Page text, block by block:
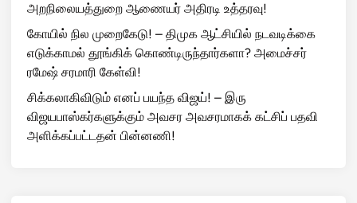
அறநிலையத்துறை ஆணையர் அதிரடி உத்தரவு!
கோயில் நில முறைகேடு! – திமுக ஆட்சியில் நடவடிக்கை
எடுக்காமல் தூங்கிக் கொண்டிருந்தார்களா? அமைச்சர்
ரமேஷ் சரமாரி கேள்வி!
சிக்கலாகிவிடும் எனப் பயந்த விஜய்! – இரு
விஜயபாஸ்கர்களுக்கும் அவசர அவசரமாகக் கட்சிப் பதவி
அளிக்கப்பட்டதன் பின்னணி!